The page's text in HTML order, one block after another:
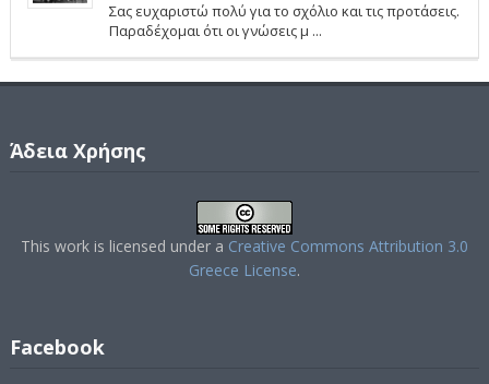
Σας ευχαριστώ πολύ για το σχόλιο και τις προτάσεις.
Παραδέχομαι ότι οι γνώσεις μ ...
Άδεια Χρήσης
This work is licensed under a Creative Commons Attribution 3.0
Greece License.
Facebook